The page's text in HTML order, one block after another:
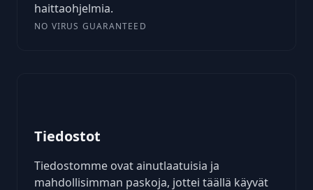
haittaohjelmia.
NO VIRUS GUARANTEED
Tiedostot
Tiedostomme ovat ainutlaatuisia ja
mahdollisimman paskoja, jottei täällä käyvät